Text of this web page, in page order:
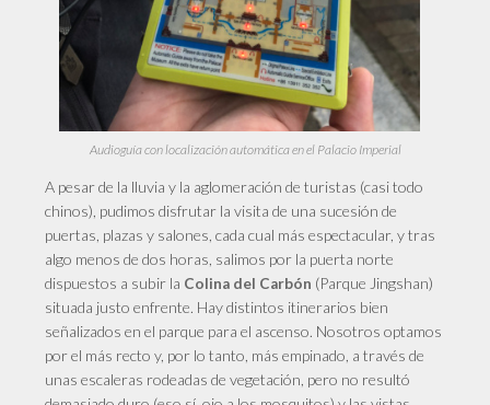
Audioguía con localización automática en el Palacio Imperial
A pesar de la lluvia y la aglomeración de turistas (casi todo
chinos), pudimos disfrutar la visita de una sucesión de
puertas, plazas y salones, cada cual más espectacular, y tras
algo menos de dos horas, salimos por la puerta norte
dispuestos a subir la Colina del Carbón (Parque Jingshan)
situada justo enfrente. Hay distintos itinerarios bien
señalizados en el parque para el ascenso. Nosotros optamos
por el más recto y, por lo tanto, más empinado, a través de
unas escaleras rodeadas de vegetación, pero no resultó